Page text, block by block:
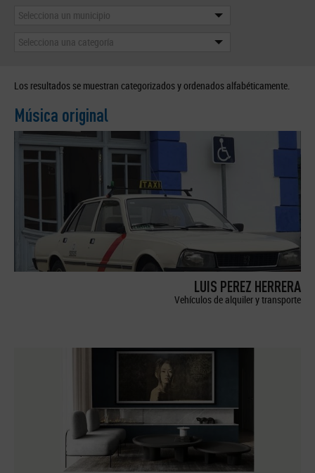
Selecciona un municipio
Selecciona una categoría
Los resultados se muestran categorizados y ordenados alfabéticamente.
Música original
LUIS PEREZ HERRERA
Vehículos de alquiler y transporte